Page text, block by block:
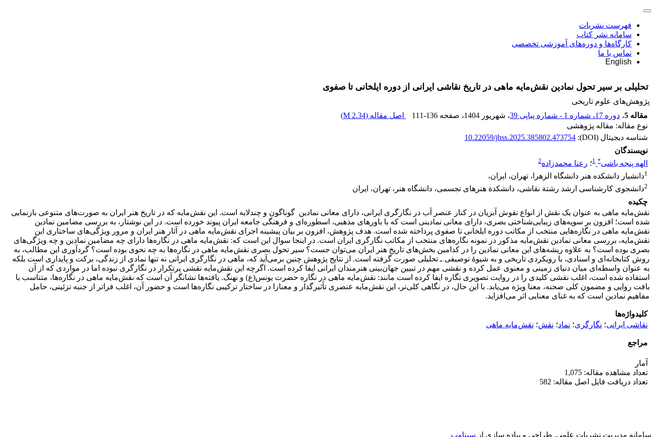
فهرست نشریات
سامانه نشر کتاب
کارگاه‌ها و دوره‌های آموزشی تخصصی
تماس با ما
English
تحلیلی بر سیر تحول نمادین نقش‌مایه ماهی در تاریخ نقاشی ایرانی از دوره ایلخانی تا صفوی
پژوهش‌های علوم تاریخی
مقاله 5
، دوره 17، شماره 1 - شماره پیاپی 39 ، شهریور 1404 ، صفحه 111-136 اصل مقاله (2.34 M
)
نوع مقاله: مقاله پژوهشی
شناسه دیجیتال (DOI):
10.22059/jhss.2025.385802.473754
نویسندگان
الهه پنجه باشی*
1؛ رعنا محمدزاده2
1دانشیار دانشکده هنر دانشگاه الزهرا، تهران، ایران،
2دانشجوی کارشناسی ارشد رشتة نقاشی، دانشکدة هنرهای تجسمی، دانشگاه هنر، تهران، ایران
چکیده
نقش‌مایه ماهی به عنوان یک نقش از انواع نقوش آبزیان در کنار عنصر آب در نگارگری ایرانی، دارای معانی نمادین گوناگون و چندلایه است. این نقش‌مایه که در تاریخ هنر ایران به صورت‌های متنوعی بازنمایی
شده است؛ افزون بر سویه‌های زیبایی‌شناختی بصری، دارای معانی نمادینی است که با باورهای مذهبی، اسطوره‌ای و فرهنگی جامعه ایران پیوند خورده است. در این نوشتار، به بررسی مضامین نمادین
نقش‌مایه ماهی در نگاره‌هایی منتخب از مکاتب دوره ایلخانی تا صفوی پرداخته شده است. هدف پژوهش، افزون بر بیان پیشینه اجرای نقش‌مایه ماهی در آثار هنر ایران و مرور ویژگی‌های ساختاری این
نقش‌مایه، بررسی معانی نمادین نقش‌مایه مذکور در نمونه نگاره‌های منتخب از مکاتب نگارگری ایران است. در اینجا سوال این است که: نقش‌مایه ماهی در نگاره‌ها دارای چه مضامین نمادین و چه ویژگی‌های
بصری بوده است؟ به علاوه ریشه‌های این معانی نمادین را در کدامین بخش‌های تاریخ هنر ایران می‌توان جست؟ سیر تحول بصری نقش‌مایه ماهی در نگاره‌ها به چه نحوی بوده است؟ گردآوری این مطالب، به
روش کتابخانه‌ای و اسنادی، با رویکردی تاریخی و به شیوۀ توصیفی ـ تحلیلی صورت گرفته است. از نتایج پژوهش چنین بر‌می‌آید که، ماهی در نگارگری ایرانی نه تنها نمادی از زندگی، برکت و پایداری است بلکه
به عنوان واسطه‌ای میان دنیای زمینی و معنوی عمل کرده و نقشی مهم در تبیین جهان‌بینی هنرمندان ایرانی ایفا کرده‌ است. اگرچه این نقش‌مایه نقشی پرتکرار در نگارگری نبوده اما در مواردی که از آن
استفاده شده است، اغلب نقشی کلیدی را در روایت تصویری نگاره ایفا کرده است مانند: نقش‌مایه ماهی در نگاره حضرت یونس(ع) و نهنگ. یافته‌ها نشانگر آن است که نقش‌مایه‌ ماهی در نگاره‌ها، متناسب‌ با
بافت روایی و مضمون کلی صحنه، معنا ویژه می‌یابد. با این حال، در نگاهی کلی‌تر، این نقش‌مایه عنصری تأثیرگذار و معنازا در ساختار ترکیبی نگاره‌ها است و حضور آن، اغلب فراتر از جنبه‌ تزئینی، حامل
مفاهیم نمادین است که به غنای معنایی اثر می‌افزاید.
کلیدواژه‌ها
نقاشی ایرانی؛ نگارگری؛ نماد؛ نقش؛ نقش‌مایه ماهی
مراجع
آمار
تعداد مشاهده مقاله: 1,075
تعداد دریافت فایل اصل مقاله: 582
سامانه مدیریت نشریات علمی. طراحی و پیاده سازی از سیناوب